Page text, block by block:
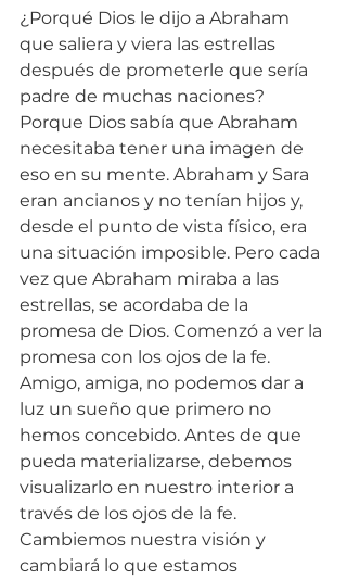
¿Porqué Dios le dijo a Abraham
que saliera y viera las estrellas
después de prometerle que sería
padre de muchas naciones?
Porque Dios sabía que Abraham
necesitaba tener una imagen de
eso en su mente. Abraham y Sara
eran ancianos y no tenían hijos y,
desde el punto de vista físico, era
una situación imposible. Pero cada
vez que Abraham miraba a las
estrellas, se acordaba de la
promesa de Dios. Comenzó a ver la
promesa con los ojos de la fe.
Amigo, amiga, no podemos dar a
luz un sueño que primero no
hemos concebido. Antes de que
pueda materializarse, debemos
visualizarlo en nuestro interior a
través de los ojos de la fe.
Cambiemos nuestra visión y
cambiará lo que estamos